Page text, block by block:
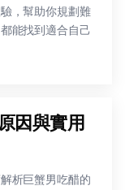
，幫助你規劃難
能找到適合自己
因與實用
析巨蟹男吃醋的